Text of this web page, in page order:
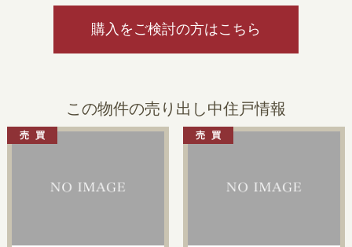
購入をご検討の方はこちら
この物件の売り出し中住戸情報